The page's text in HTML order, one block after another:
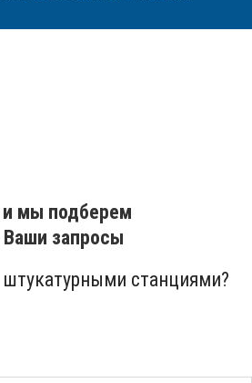
мы подберем
Ваши запросы
штукатурными станциями?